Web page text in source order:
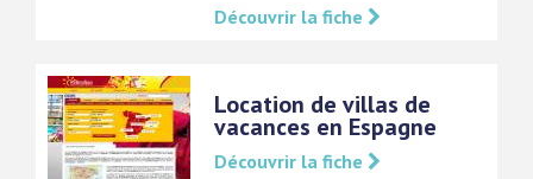
Découvrir la fiche
Location de villas de
vacances en Espagne
Découvrir la fiche